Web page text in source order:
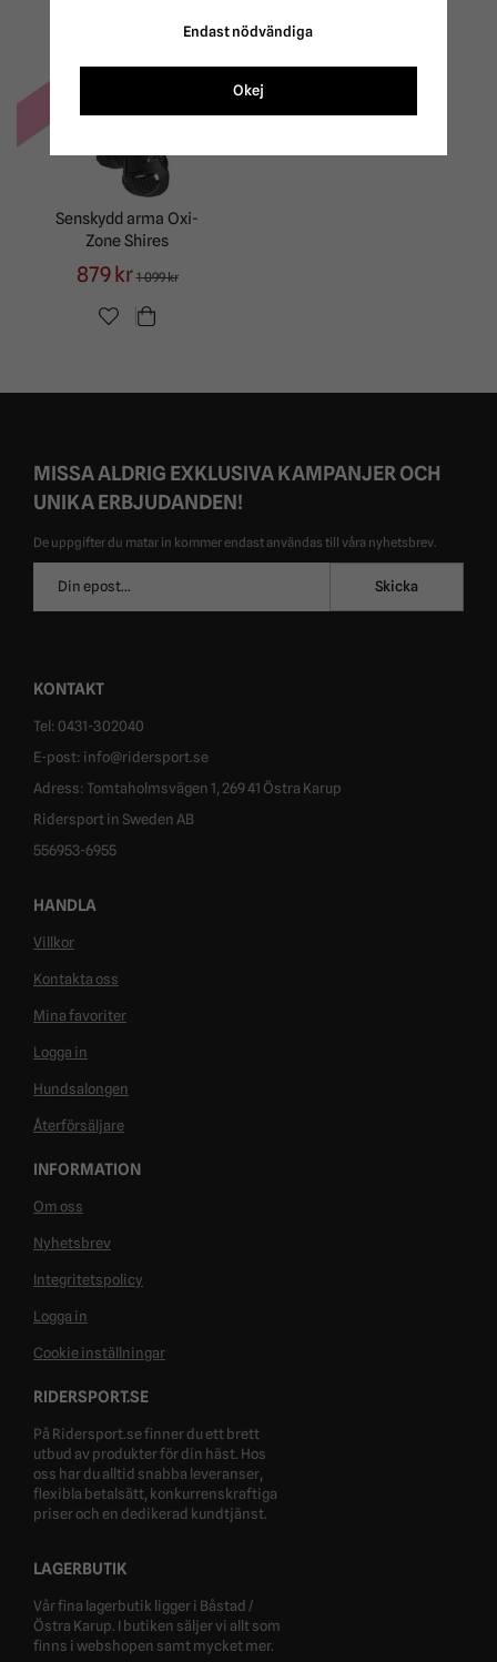
-20%
Senskydd arma Oxi-
Zone Shires
879 kr 1 099 kr
MISSA ALDRIG EXKLUSIVA KAMPANJER OCH
UNIKA ERBJUDANDEN!
De uppgifter du matar in kommer endast användas till våra nyhetsbrev.
postadress
Skicka
KONTAKT
Tel: 0431-302040
E-post: info@ridersport.se
Adress: Tomtaholmsvägen 1, 269 41 Östra Karup
Ridersport in Sweden AB
556953-6955
HANDLA
Villkor
Kontakta oss
Mina favoriter
Logga in
Hundsalongen
Återförsäljare
INFORMATION
Om oss
Nyhetsbrev
Integritetspolicy
Logga in
Cookie inställningar
RIDERSPORT.SE
På Ridersport.se finner du ett brett
utbud av produkter för din häst. Hos
oss har du alltid snabba leveranser,
flexibla betalsätt, konkurrenskraftiga
priser och en dedikerad kundtjänst.
LAGERBUTIK
Vår fina lagerbutik ligger i Båstad /
Östra Karup. I butiken säljer vi allt som
finns i webshopen samt mycket mer.
Endast nödvändiga
Okej